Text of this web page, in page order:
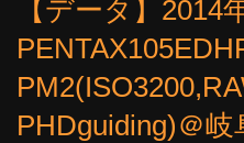
【データ】
PHDguiding)＠